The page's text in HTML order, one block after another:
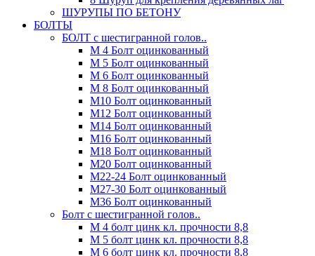
ШУРУПЫ ПО БЕТОНУ
БОЛТЫ
БОЛТ с шестигранной голов..
М 4 Болт оцинкованный
М 5 Болт оцинкованный
М 6 Болт оцинкованный
М 8 Болт оцинкованный
М10 Болт оцинкованный
М12 Болт оцинкованный
М14 Болт оцинкованный
М16 Болт оцинкованный
М18 Болт оцинкованный
М20 Болт оцинкованный
М22-24 Болт оцинкованный
М27-30 Болт оцинкованный
М36 Болт оцинкованный
Болт с шестигранной голов..
М 4 болт цинк кл. прочности 8,8
М 5 болт цинк кл. прочности 8,8
М 6 болт цинк кл. прочности 8,8